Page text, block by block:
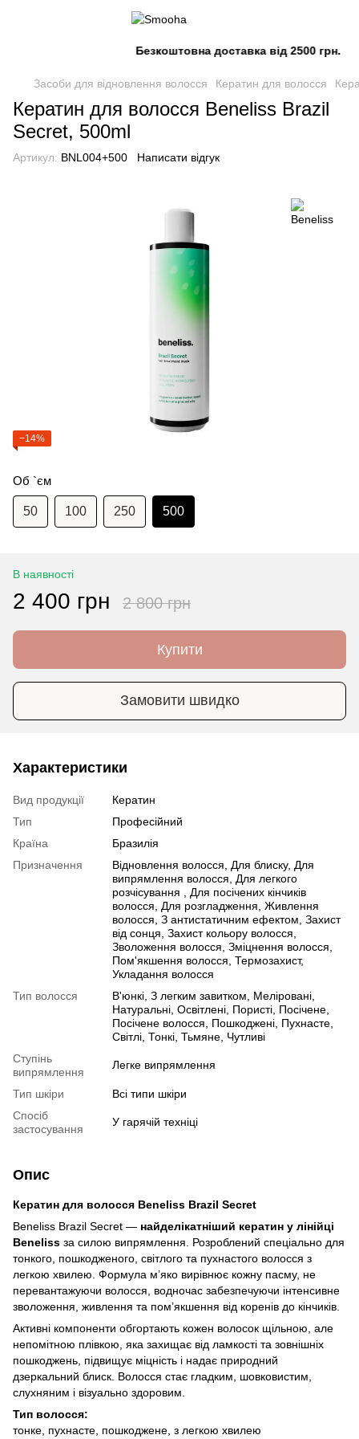
Безкоштовна доставка від 2500 грн.
Засоби для відновлення волосся Кератин для волосся
Кератин для волосся Beneliss Brazil
Secret, 500ml
Артикул: BNL004+500 Написати відгук
−14%
Об `єм
50 100 250 500
В наявності
2 400 грн 2 800 грн
Купити
Замовити швидко
Характеристики
Вид продукції
Кератин
Тип
Професійний
Країна
Бразилія
Призначення
Відновлення волосся, Для блиску, Для
випрямлення волосся, Для легкого
розчісування , Для посічених кінчиків
волосся, Для розгладження, Живлення
волосся, З антистатичним ефектом, Захист
від сонця, Захист кольору волосся,
Зволоження волосся, Зміцнення волосся,
Пом'якшення волосся, Термозахист,
Укладання волосся
Тип волосся
В'юнкі, З легким завитком, Меліровані,
Натуральні, Освітлені, Пористі, Посічене,
Посічене волосся, Пошкоджені, Пухнасте,
Світлі, Тонкі, Тьмяне, Чутливі
Ступінь
випрямлення
Легке випрямлення
Тип шкіри
Всі типи шкіри
Спосіб
застосування
У гарячій техніці
Опис
Кератин для волосся Beneliss Brazil Secret
Beneliss Brazil Secret — найделікатніший кератин у лінійці
Beneliss за силою випрямлення. Розроблений спеціально для
тонкого, пошкодженого, світлого та пухнастого волосся з
легкою хвилею. Формула м’яко вирівнює кожну пасму, не
перевантажуючи волосся, водночас забезпечуючи інтенсивне
зволоження, живлення та пом’якшення від коренів до кінчиків.
Активні компоненти обгортають кожен волосок щільною, але
непомітною плівкою, яка захищає від ламкості та зовнішніх
пошкоджень, підвищує міцність і надає природний
дзеркальний блиск. Волосся стає гладким, шовковистим,
слухняним і візуально здоровим.
Тип волосся:
тонке, пухнасте, пошкоджене, з легкою хвилею